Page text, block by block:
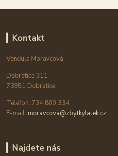
Kontakt
Vendula Moravcová
Dobratice 311
73951 Dobratice
Telefon: 734 800 334
E-mail: moravcova@zbytkylatek.cz
Najdete nás